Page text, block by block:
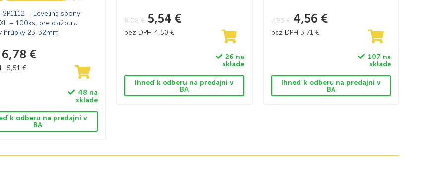
SP1112 – Leveling spony
– 100ks, pre dlažbu a
hrúbky 23-32mm
6,78 €
5,51 €
48 na
sklade
k odberu na predajni v
BA
8,08€ 5,54 €
bez DPH 4,50 €
26 na
sklade
Ihneď k odberu na predajni v
BA
7,93€ 4,56 €
bez DPH 3,71 €
107 na
sklade
Ihneď k odberu na predajni v
BA